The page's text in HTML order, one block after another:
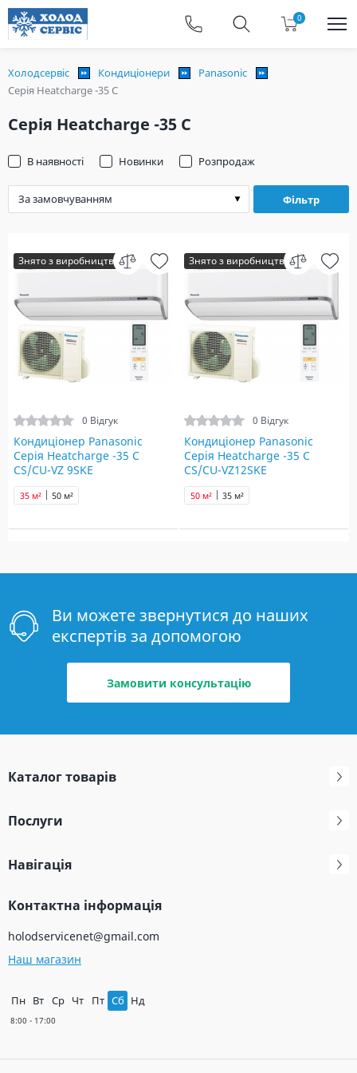
0
Холодсервіс Кондиціонери
Panasonic
Серія Heatcharge -35 С
Серія Heatcharge -35 С
Фільтр
В наявності Новинки Розпродаж
Знято з виробництва
0 Відгук
Кондиціонер Panasonic
Серія Heatcharge -35 С
CS/CU-VZ 9SKE
35 м² 50 м²
Знято з виробництва
0 Відгук
Кондиціонер Panasonic
Серія Heatcharge -35 С
CS/CU-VZ12SKE
35 м²
50 м²
Ви можете звернутися до наших
експертів за допомогою
Замовити консультацію
Каталог товарів
Послуги
Навігація
Контактна інформація
holodservicenet@gmail.com
Наш магазин
Пн Вт Ср Чт Пт Сб Нд